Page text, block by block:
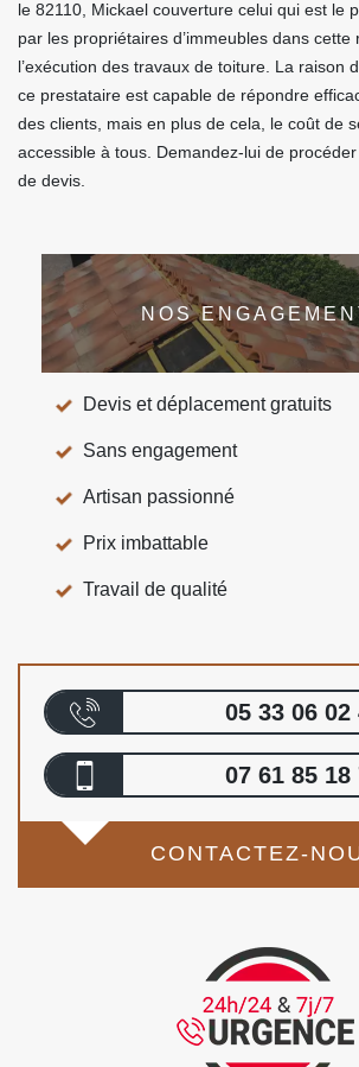
le 82110, Mickael couverture celui qui est le
par les propriétaires d’immeubles dans cette
l’exécution des travaux de toiture. La raison
ce prestataire est capable de répondre
des clients, mais en plus de cela, le coût de
accessible à tous. Demandez-lui de
de devis.
NOS
Devis et déplacement gratuits
Sans engagement
Artisan passionné
Prix imbattable
Travail de qualité
05 33 06 02
07 61 85 18
CONTACTEZ-